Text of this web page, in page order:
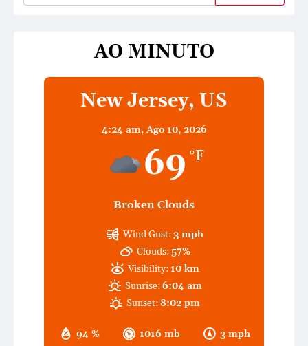
AO MINUTO
New Jersey, US
4:24 am, Ago 10, 2026
69 °F
Broken Clouds
94 % 1016 mb 3 mph
Wind Gust:3 mph
Clouds:57%
Visibility: 10 km
Sunrise:6:04 am
Sunset:8:02 pm